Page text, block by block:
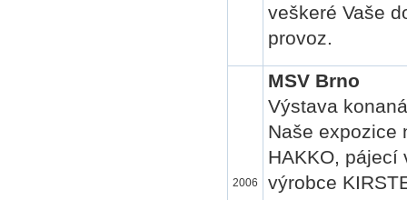
veškeré Vaše
provoz.
2006
MSV Brno
Výstava
Naše expozice
HAKKO, pájecí
výrobce